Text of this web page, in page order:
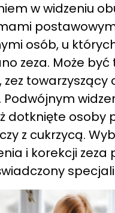
w widzeniu
osób, u
zeza. Może być
zez towarzyszący
Podwójnym
dotknięte osoby
z cukrzycą.
i korekcji zeza